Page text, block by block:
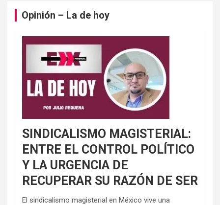
Opinión – La de hoy
SINDICALISMO MAGISTERIAL:
ENTRE EL CONTROL POLÍTICO
Y LA URGENCIA DE
RECUPERAR SU RAZÓN DE SER
El sindicalismo magisterial en México vive una